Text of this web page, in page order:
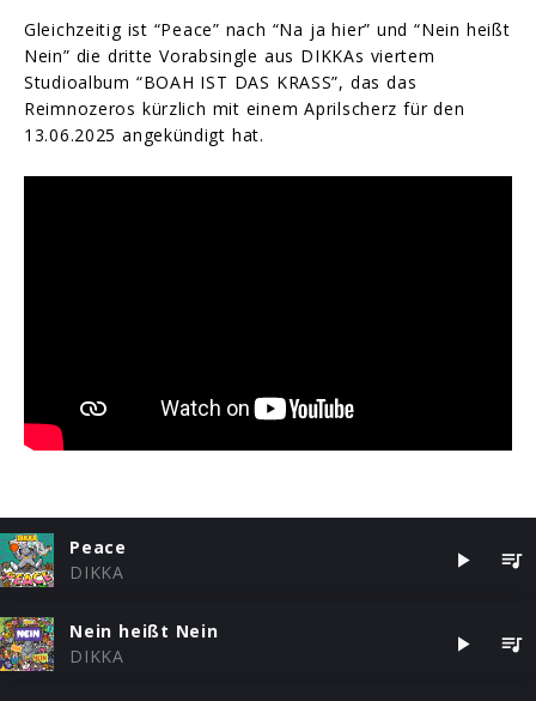
Gleichzeitig ist “Peace” nach “Na ja hier” und “Nein heißt
Nein” die dritte Vorabsingle aus DIKKAs viertem
Studioalbum “BOAH IST DAS KRASS”, das das
Reimnozeros kürzlich mit einem Aprilscherz für den
13.06.2025 angekündigt hat.
Peace
DIKKA
Nein heißt Nein
DIKKA